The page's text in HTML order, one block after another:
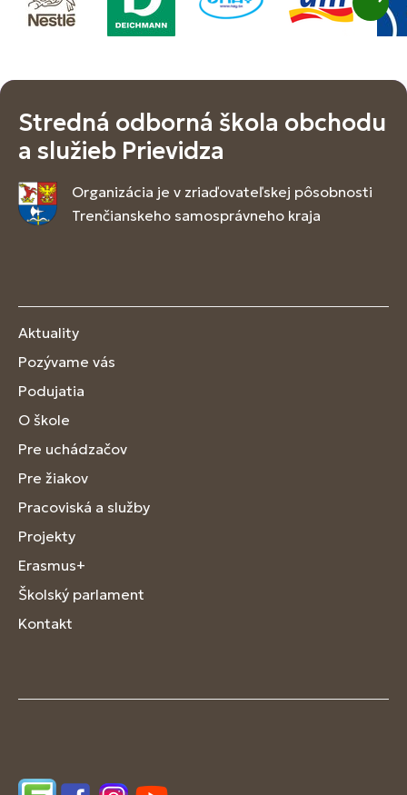
Stredná odborná škola obchodu
a služieb Prievidza
Organizácia je v zriaďovateľskej pôsobnosti
Trenčianskeho samosprávneho kraja
Aktuality
Pozývame vás
Podujatia
O škole
Pre uchádzačov
Pre žiakov
Pracoviská a služby
Projekty
Erasmus+
Školský parlament
Kontakt